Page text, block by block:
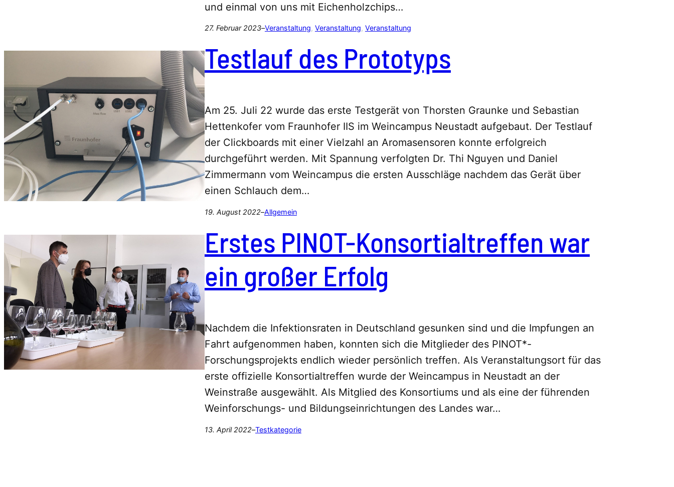
und einmal von uns mit Eichenholzchips…
27. Februar 2023–Veranstaltung, Veranstaltung, Veranstaltung
Testlauf des Prototyps
Am 25. Juli 22 wurde das erste Testgerät von Thorsten Graunke und Sebastian
Hettenkofer vom Fraunhofer IIS im Weincampus Neustadt aufgebaut. Der Testlauf
der Clickboards mit einer Vielzahl an Aromasensoren konnte erfolgreich
durchgeführt werden. Mit Spannung verfolgten Dr. Thi Nguyen und Daniel
Zimmermann vom Weincampus die ersten Ausschläge nachdem das Gerät über
einen Schlauch dem…
19. August 2022–Allgemein
Erstes PINOT-Konsortialtreffen war
ein großer Erfolg
Nachdem die Infektionsraten in Deutschland gesunken sind und die Impfungen an
Fahrt aufgenommen haben, konnten sich die Mitglieder des PINOT*-
Forschungsprojekts endlich wieder persönlich treffen. Als Veranstaltungsort für das
erste offizielle Konsortialtreffen wurde der Weincampus in Neustadt an der
Weinstraße ausgewählt. Als Mitglied des Konsortiums und als eine der führenden
Weinforschungs- und Bildungseinrichtungen des Landes war…
13. April 2022–Testkategorie